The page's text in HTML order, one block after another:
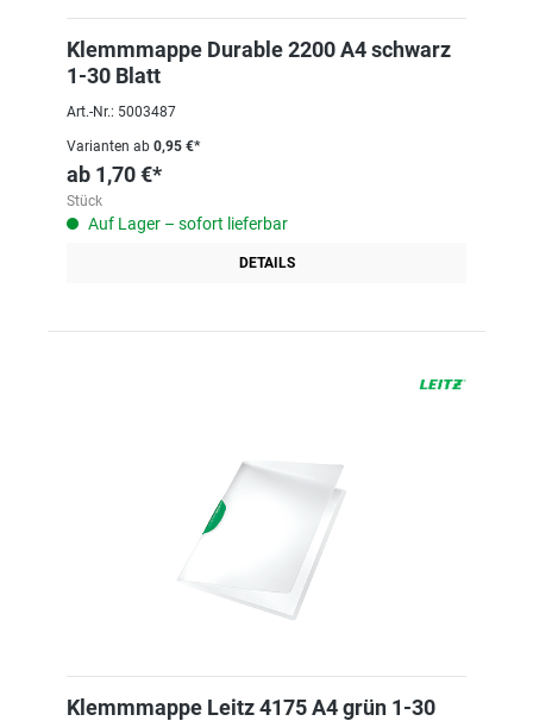
Klemmmappe Durable 2200 A4 schwarz
1-30 Blatt
Art.-Nr.: 5003487
Varianten ab 0,95 €*
ab 1,70 €*
Stück
Auf Lager – sofort lieferbar
DETAILS
Klemmmappe Leitz 4175 A4 grün 1-30